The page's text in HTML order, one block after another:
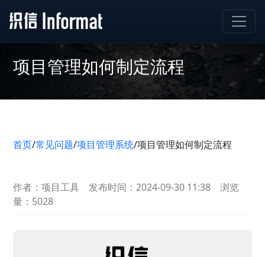
项目管理如何制定流程
首页/常见问题/项目管理系统/项目管理如何制定流程
作者：项目工具 发布时间：2024-09-30 11:38
浏览
量：5028